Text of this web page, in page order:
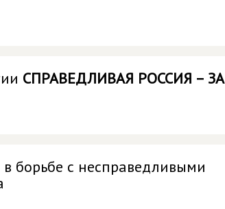
СПРАВЕДЛИВАЯ РОССИЯ – ЗА
борьбе с несправедливыми